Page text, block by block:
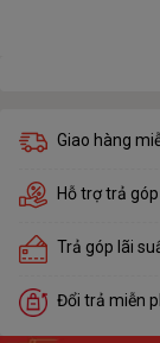
Giao hàng
Hỗ trợ trả
Trả góp lãi
Đổi trả miễn